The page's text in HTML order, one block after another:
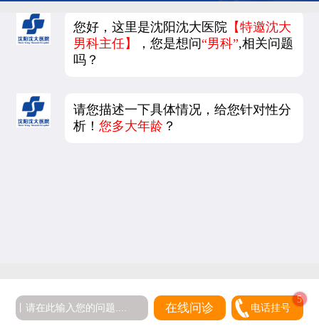
您好，这里是沈阳沈大医院 【特邀沈大
男科主任】
，您是想问“男科”,相关问题
吗？
请您描述一下具体情况，给您针对性分
析！您多大年龄 ？
在线问诊 电话挂号